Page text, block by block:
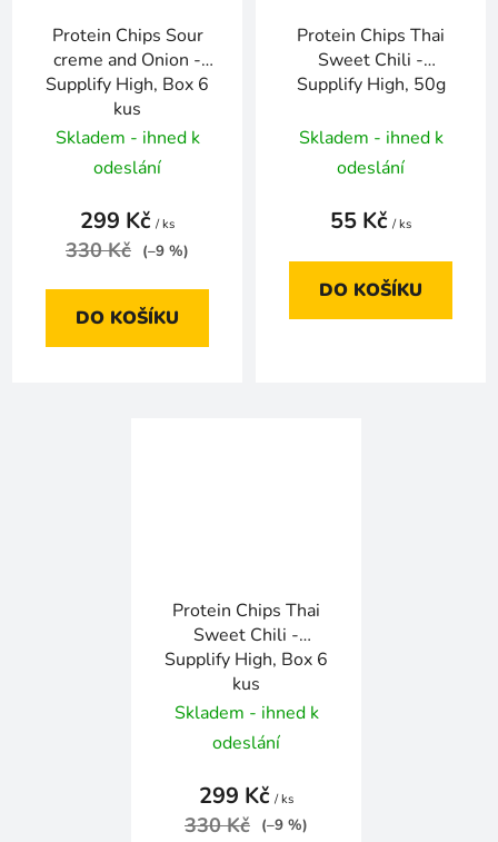
Protein Chips Sour
creme and Onion -
Supplify High, Box 6
kus
Skladem - ihned k
odeslání
299 Kč / ks
330 Kč (–9 %)
DO KOŠÍKU
Protein Chips Thai
Sweet Chili -
Supplify High, 50g
Skladem - ihned k
odeslání
55 Kč / ks
DO KOŠÍKU
Protein Chips Thai
Sweet Chili -
Supplify High, Box 6
kus
Skladem - ihned k
odeslání
299 Kč / ks
330 Kč (–9 %)